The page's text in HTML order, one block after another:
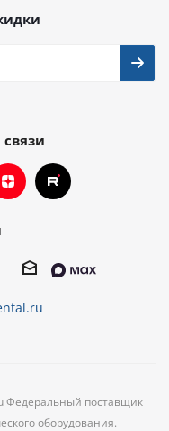
Федеральный поставщик
оборудования.